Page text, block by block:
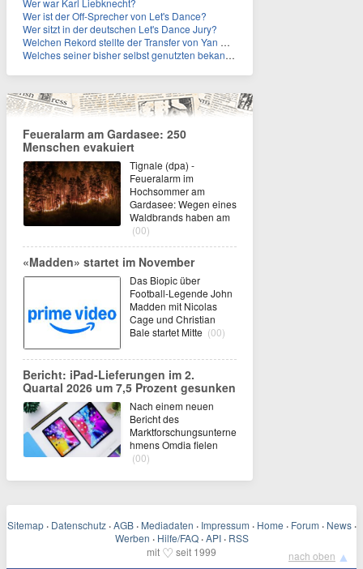
Wer war Karl Liebknecht?
Wer ist der Off-Sprecher von Let's Dance?
Wer sitzt in der deutschen Let's Dance Jury?
Welchen Rekord stellte der Transfer von Yan Diomande zudem auf?
Welches seiner bisher selbst genutzten bekannten Gebäude verpachtet der Vatikan nun?
Feueralarm am Gardasee: 250
Menschen evakuiert
Tignale (dpa) -
Feueralarm im
Hochsommer am
Gardasee: Wegen eines
Waldbrands haben am
(00)
«Madden» startet im November
Das Biopic über
Football-Legende John
Madden mit Nicolas
Cage und Christian
Bale startet Mitte (00)
Bericht: iPad-Lieferungen im 2.
Quartal 2026 um 7,5 Prozent gesunken
Nach einem neuen
Bericht des
Marktforschungsunterne
hmens Omdia fielen
(00)
Sitemap · Datenschutz · AGB · Mediadaten · Impressum · Home · Forum · News ·
Werben · Hilfe/FAQ · API · RSS
mit ♡ seit 1999 nach oben ▲